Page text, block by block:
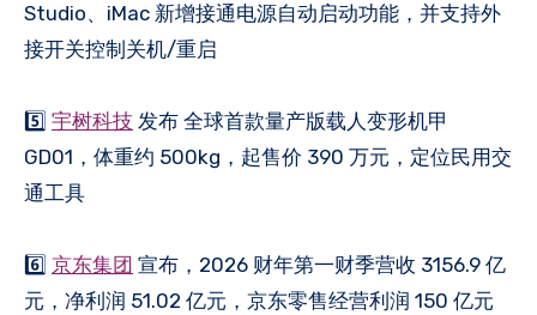
Studio、iMac 新增接通电源自动启动功能，并支持外
接开关控制关机/重启
5️⃣ 宇树科技 发布 全球首款量产版载人变形机甲
GD01，体重约 500kg，起售价 390 万元，定位民用交
通工具
6️⃣ 京东集团 宣布，2026 财年第一财季营收 3156.9 亿
元，净利润 51.02 亿元，京东零售经营利润 150 亿元